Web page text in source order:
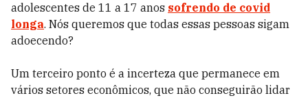
adolescentes de 11 a 17 anos sofrendo de covid
longa. Nós queremos que todas essas pessoas sigam
adoecendo?
Um terceiro ponto é a incerteza que permanece em
vários setores econômicos, que não conseguirão lidar